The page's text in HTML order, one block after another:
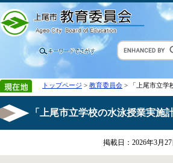
トップページ > 教育委員会 > 「上尾市立学
「上尾市立学校の水泳授業実施
掲載日：2026年3月